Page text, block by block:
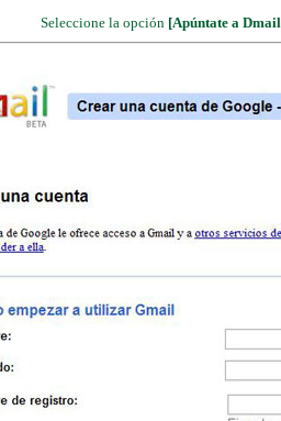
Seleccione la opción [Apúntate a